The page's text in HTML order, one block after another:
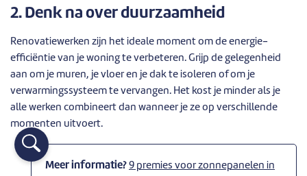
2. Denk na over duurzaamheid
Renovatiewerken zijn het ideale moment om de energie-
efficiëntie van je woning te verbeteren. Grijp de gelegenheid
aan om je muren, je vloer en je dak te isoleren of om je
verwarmingssysteem te vervangen. Het kost je minder als je
alle werken combineert dan wanneer je ze op verschillende
momenten uitvoert.
Meer informatie? 9 premies voor zonnepanelen in